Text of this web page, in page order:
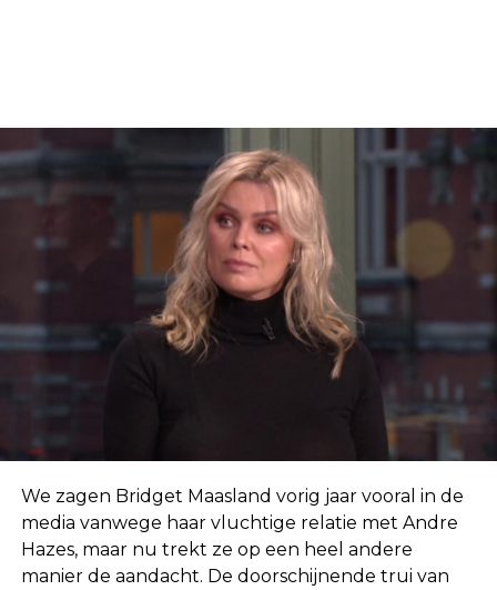
We zagen Bridget Maasland vorig jaar vooral in de
media vanwege haar vluchtige relatie met Andre
Hazes, maar nu trekt ze op een heel andere
manier de aandacht. De doorschijnende trui van